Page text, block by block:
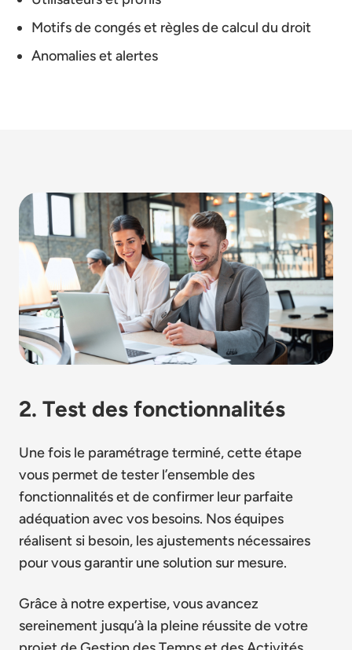
Motifs de congés et règles de calcul du droit
Anomalies et alertes
2. Test des fonctionnalités
Une fois le paramétrage terminé, cette étape
vous permet de tester l’ensemble des
fonctionnalités et de confirmer leur parfaite
adéquation avec vos besoins. Nos équipes
réalisent si besoin, les ajustements nécessaires
pour vous garantir une solution sur mesure.
Grâce à notre expertise, vous avancez
sereinement jusqu’à la pleine réussite de votre